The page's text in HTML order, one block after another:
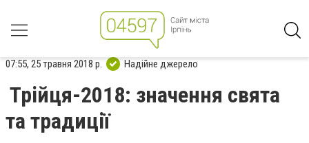
07:55, 25 травня 2018 р. Надійне джерело
Трійця-2018: значення свята
та традиції